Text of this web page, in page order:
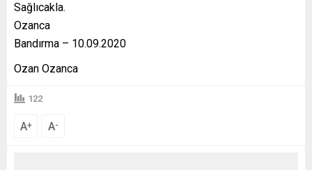
Sağlıcakla.
Ozanca
Bandırma – 10.09.2020
Ozan Ozanca
122
A+ A-